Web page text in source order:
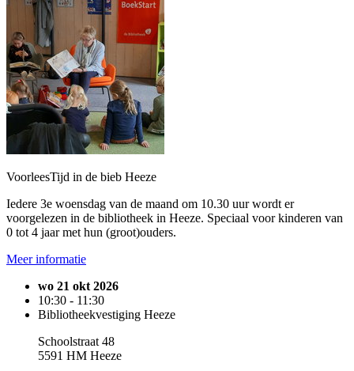
VoorleesTijd in de bieb Heeze
Iedere 3e woensdag van de maand om 10.30 uur wordt er
voorgelezen in de bibliotheek in Heeze. Speciaal voor kinderen van
0 tot 4 jaar met hun (groot)ouders.
Meer informatie
wo 21 okt 2026
10:30 - 11:30
Bibliotheekvestiging Heeze
Schoolstraat 48
5591 HM Heeze